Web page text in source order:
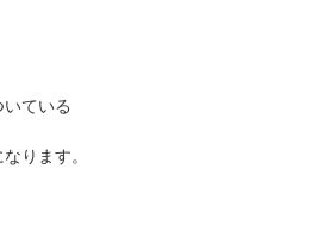
ている
ります。